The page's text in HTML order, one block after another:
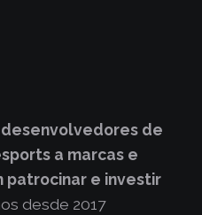
de
a marcas e
patrocinar e investir
desde 2017